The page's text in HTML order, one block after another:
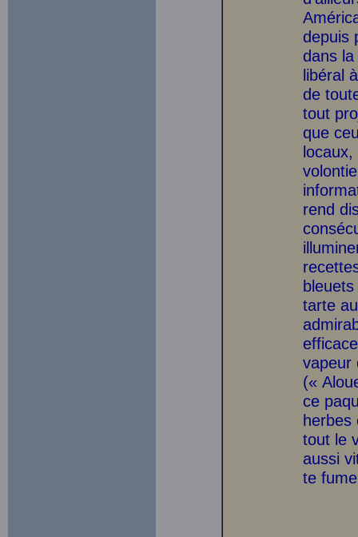
depuis
dans
libéral
de
tout
que
rend
tarte
vapeur
(«
ce
herbes
tout le
aussi
te